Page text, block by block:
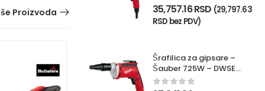
35,757.16RSD (29,797.63
RSD bez PDV)
Šrafilica za gipsare –
Šauber 725W – DWSE
4000Q
Proizvoda